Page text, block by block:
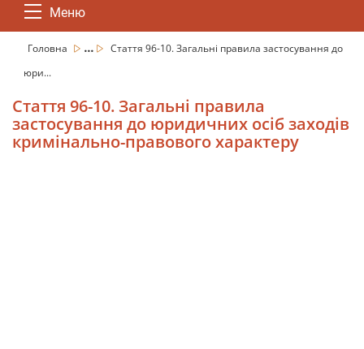
Меню
Головна ...
Стаття 96-10. Загальні правила застосування до
юри...
Стаття 96-10. Загальні правила
застосування до юридичних осіб заходів
кримінально-правового характеру